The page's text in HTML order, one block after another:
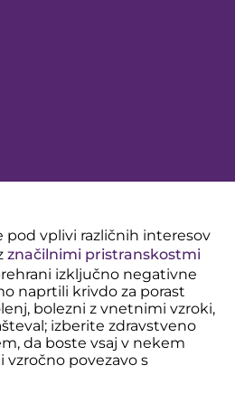
pod vplivi različnih interesov
značilnimi pristranskostmi
izključno negativne
naprtili krivdo za porast
bolezni z vnetnimi vzroki,
izberite zdravstveno
da boste vsaj v nekem
povezavo s